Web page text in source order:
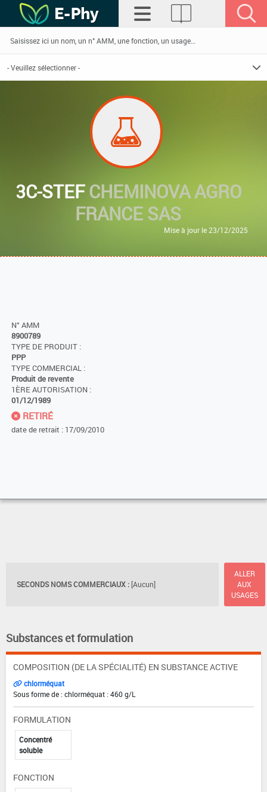
3C-STEFCHEMINOVA AGRO
FRANCE SAS
Mise à jour le 23/12/2025
N° AMM
8900789
TYPE DE PRODUIT :
PPP
TYPE COMMERCIAL :
Produit de revente
1ÈRE AUTORISATION :
01/12/1989
RETIRÉ
date de retrait : 17/09/2010
SECONDS NOMS COMMERCIAUX : [Aucun]
ALLER
AUX
USAGES
Substances et formulation
COMPOSITION (DE LA SPÉCIALITÉ) EN SUBSTANCE ACTIVE
chlorméquat
Sous forme de : chlorméquat : 460 g/L
FORMULATION
Concentré
soluble
FONCTION